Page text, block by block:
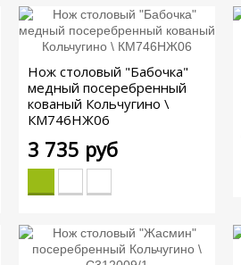
Нож столовый "Бабочка"
медный посеребренный
кованый Кольчугино \
КМ746НЖ06
3 735 руб